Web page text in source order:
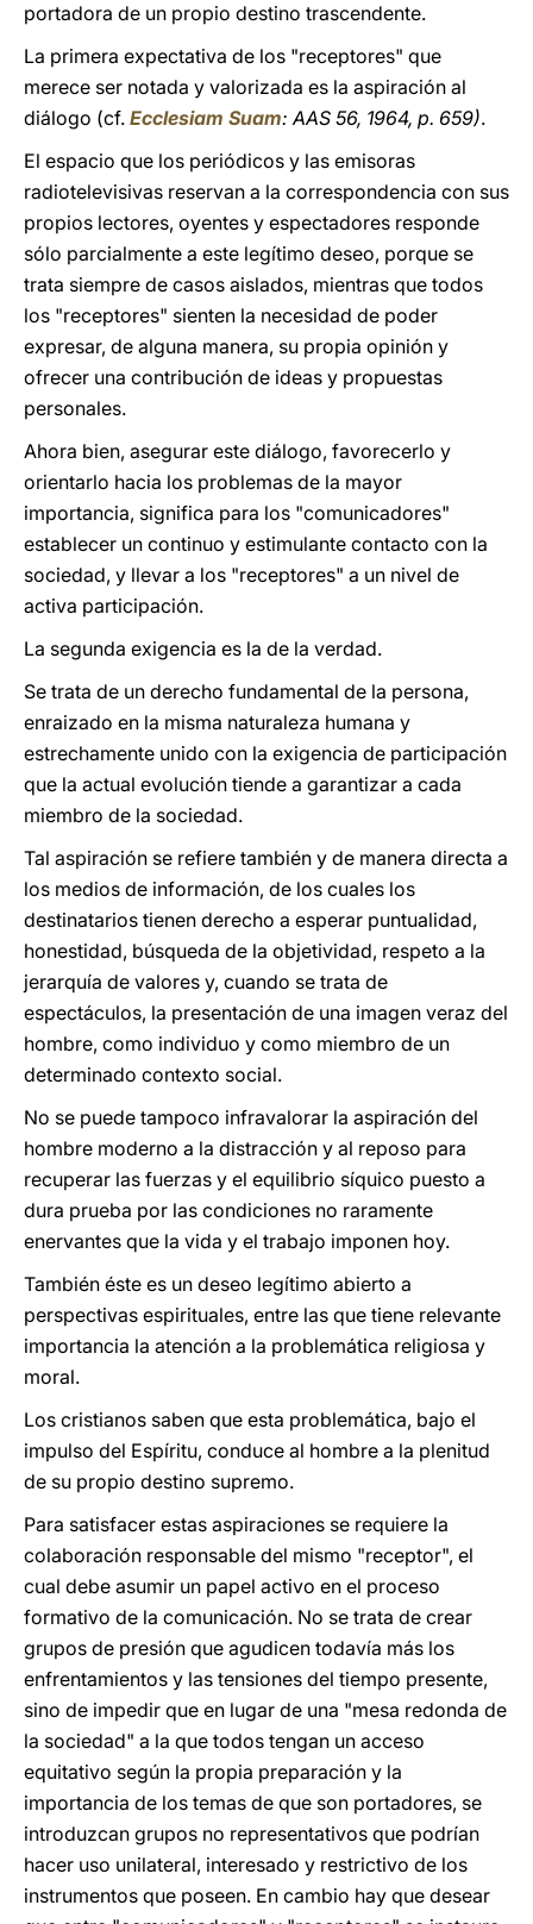
portadora de un propio destino trascendente.
La primera expectativa de los "receptores" que
merece ser notada y valorizada es la aspiración al
diálogo (cf. Ecclesiam Suam: AAS 56, 1964, p. 659).
El espacio que los periódicos y las emisoras
radiotelevisivas reservan a la correspondencia con sus
propios lectores, oyentes y espectadores responde
sólo parcialmente a este legítimo deseo, porque se
trata siempre de casos aislados, mientras que todos
los "receptores" sienten la necesidad de poder
expresar, de alguna manera, su propia opinión y
ofrecer una contribución de ideas y propuestas
personales.
Ahora bien, asegurar este diálogo, favorecerlo y
orientarlo hacia los problemas de la mayor
importancia, significa para los "comunicadores"
establecer un continuo y estimulante contacto con la
sociedad, y llevar a los "receptores" a un nivel de
activa participación.
La segunda exigencia es la de la verdad.
Se trata de un derecho fundamental de la persona,
enraizado en la misma naturaleza humana y
estrechamente unido con la exigencia de participación
que la actual evolución tiende a garantizar a cada
miembro de la sociedad.
Tal aspiración se refiere también y de manera directa a
los medios de información, de los cuales los
destinatarios tienen derecho a esperar puntualidad,
honestidad, búsqueda de la objetividad, respeto a la
jerarquía de valores y, cuando se trata de
espectáculos, la presentación de una imagen veraz del
hombre, como individuo y como miembro de un
determinado contexto social.
No se puede tampoco infravalorar la aspiración del
hombre moderno a la distracción y al reposo para
recuperar las fuerzas y el equilibrio síquico puesto a
dura prueba por las condiciones no raramente
enervantes que la vida y el trabajo imponen hoy.
También éste es un deseo legítimo abierto a
perspectivas espirituales, entre las que tiene relevante
importancia la atención a la problemática religiosa y
moral.
Los cristianos saben que esta problemática, bajo el
impulso del Espíritu, conduce al hombre a la plenitud
de su propio destino supremo.
Para satisfacer estas aspiraciones se requiere la
colaboración responsable del mismo "receptor", el
cual debe asumir un papel activo en el proceso
formativo de la comunicación. No se trata de crear
grupos de presión que agudicen todavía más los
enfrentamientos y las tensiones del tiempo presente,
sino de impedir que en lugar de una "mesa redonda de
la sociedad" a la que todos tengan un acceso
equitativo según la propia preparación y la
importancia de los temas de que son portadores, se
introduzcan grupos no representativos que podrían
hacer uso unilateral, interesado y restrictivo de los
instrumentos que poseen. En cambio hay que desear